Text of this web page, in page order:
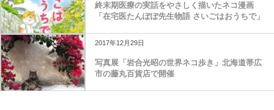
終末期医療の実話をやさしく描いたネコ漫画
「在宅医たんぽぽ先生物語 さいごはおうちで」
2017年12月29日
写真展「岩合光昭の世界ネコ歩き」北海道帯広
市の藤丸百貨店で開催